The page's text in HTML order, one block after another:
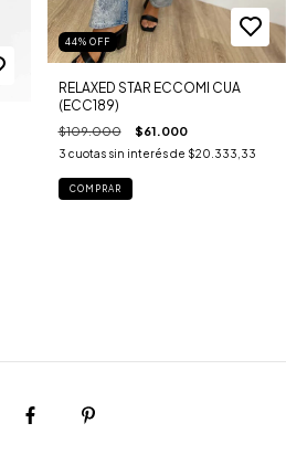
44% OFF
RELAXED STAR ECCOMI CUA
(ECC189)
$109.000 $61.000
3 cuotas sin interés de $20.333,33
COMPRAR